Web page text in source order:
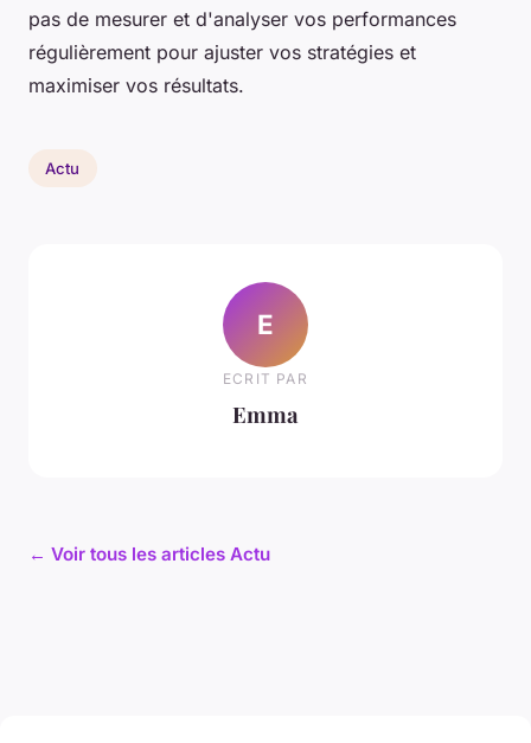
pas de mesurer et d'analyser vos performances
régulièrement pour ajuster vos stratégies et
maximiser vos résultats.
Actu
E
ECRIT PAR
Emma
← Voir tous les articles Actu